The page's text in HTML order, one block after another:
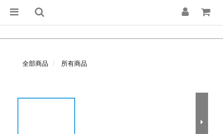
全部商品 所有商品